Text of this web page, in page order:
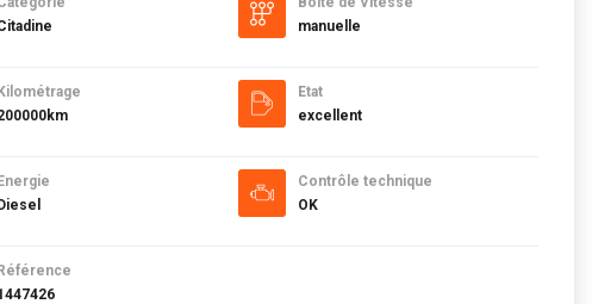
Kilométrage
Energie
Diesel
Référence
manuelle
Etat
excellent
Contrôle technique
OK